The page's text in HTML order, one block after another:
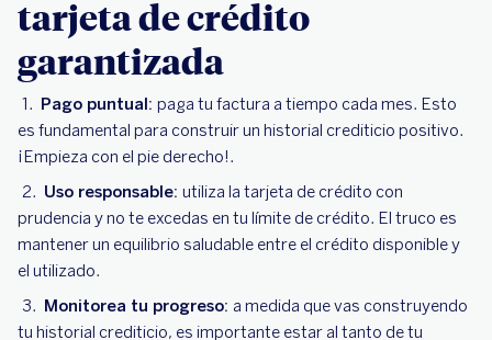
tarjeta de crédito
garantizada
Pago puntual: paga tu factura a tiempo cada mes. Esto
es fundamental para construir un historial crediticio positivo.
¡Empieza con el pie derecho!.
Uso responsable: utiliza la tarjeta de crédito con
prudencia y no te excedas en tu límite de crédito. El truco es
mantener un equilibrio saludable entre el crédito disponible y
el utilizado.
Monitorea tu progreso: a medida que vas construyendo
tu historial crediticio, es importante estar al tanto de tu